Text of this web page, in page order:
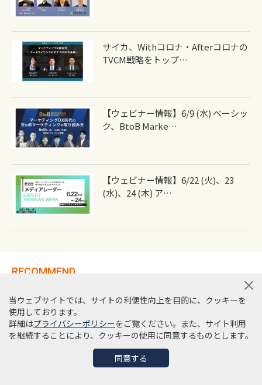
サイカ、withコロナ・afterコロナの
TVCM戦略をトップ…
【ウェビナー情報】6/9 (水) ベーシッ
ク、BtoB Marke…
【ウェビナー情報】6/22 (火)、23
(水)、24 (木) ア…
RECOMMEND
当ウェブサイトでは、サイトの利便性向上を目的に、クッキーを
使用しております。
詳細はプライバシーポリシーをご覧ください。また、サイト利用
を継続することにより、クッキーの使用に同意するものとします。
同意する